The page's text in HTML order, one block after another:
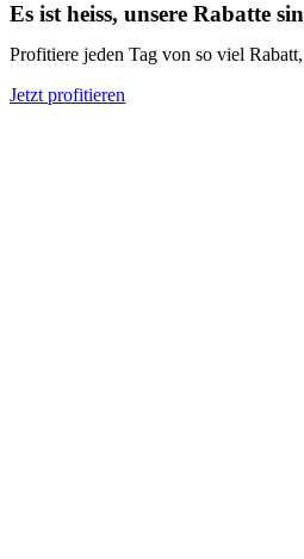
Es ist heiss, unsere Rabatte
Profitiere jeden Tag von so viel
Jetzt profitieren